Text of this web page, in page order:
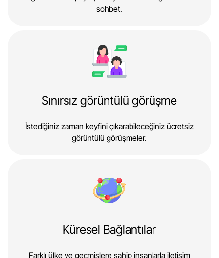
sohbet.
Sınırsız görüntülü görüşme
İstediğiniz zaman keyfini çıkarabileceğiniz ücretsiz
görüntülü görüşmeler.
Küresel Bağlantılar
Farklı ülke ve geçmişlere sahip insanlarla iletişim